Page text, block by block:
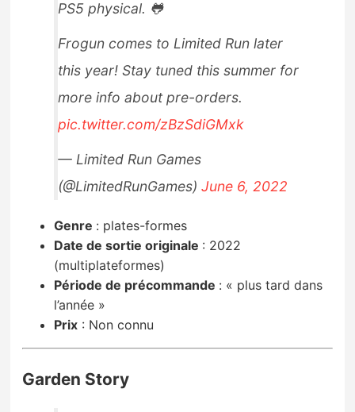
PS5 physical. 🐸
Frogun comes to Limited Run later
this year! Stay tuned this summer for
more info about pre-orders.
pic.twitter.com/zBzSdiGMxk
— Limited Run Games
(@LimitedRunGames)June 6, 2022
Genre : plates-formes
Date de sortie originale : 2022
(multiplateformes)
Période de précommande : « plus tard dans
l’année »
Prix : Non connu
Garden Story